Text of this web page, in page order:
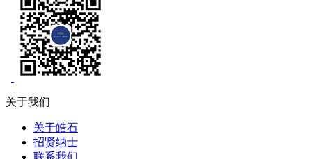
关于我们
关于皓石
招贤纳士
联系我们